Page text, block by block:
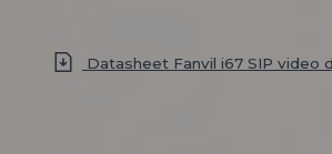
Datasheet Fanvil i67 SIP video